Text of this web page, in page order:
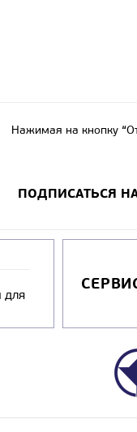
Нажимая на кнопку
ПОДПИСАТЬСЯ
для